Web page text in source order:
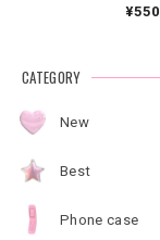
¥550
CATEGORY
New
Best
Phone case